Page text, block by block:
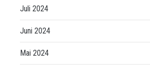
Juli 2024
Juni 2024
Mai 2024